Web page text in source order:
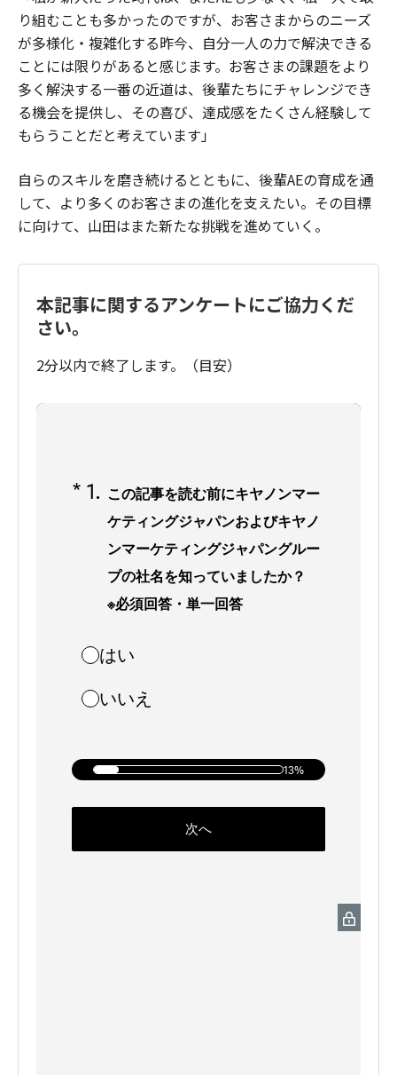
り組むことも多かったのですが、お客さまからのニーズ
が多様化・複雑化する昨今、自分一人の力で解決できる
ことには限りがあると感じます。お客さまの課題をより
多く解決する一番の近道は、後輩たちにチャレンジでき
る機会を提供し、その喜び、達成感をたくさん経験して
もらうことだと考えています」
自らのスキルを磨き続けるとともに、後輩AEの育成を通
して、より多くのお客さまの進化を支えたい。その目標
に向けて、山田はまた新たな挑戦を進めていく。
本記事に関するアンケートにご協力くだ
さい。
2分以内で終了します。（目安）